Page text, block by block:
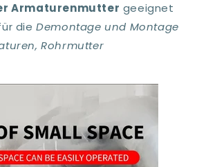
Armaturenmutter geeignet
dieDemontage und Montage
Rohrmutter